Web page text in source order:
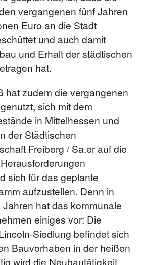
vergangenen fünf Jahren
Euro an die Stadt
und auch damit
und Erhalt der städtischen
hat.
hat zudem die vergangenen
sich mit dem
in Mittelhessen und
der Städtischen
Freiberg / Sa.er auf die
sich für das geplante
aufzustellen. Denn in
hat das kommunale
einiges vor: Die
Siedlung befindet sich
Bauvorhaben in der heißen
wird die Neubautätigkeit